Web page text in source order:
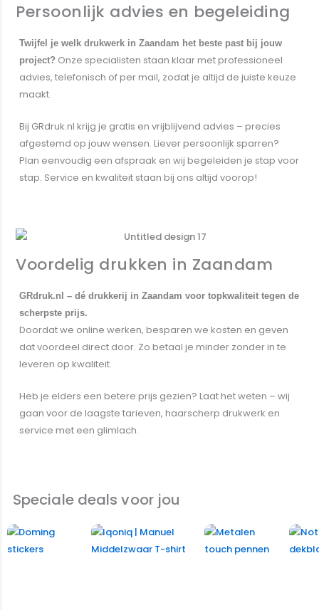
Persoonlijk advies en begeleiding
Twijfel je welk drukwerk in Zaandam het beste past bij jouw
project? Onze specialisten staan klaar met professioneel
advies, telefonisch of per mail, zodat je altijd de juiste keuze
maakt.
Bij GRdruk.nl krijg je gratis en vrijblijvend advies – precies
afgestemd op jouw wensen. Liever persoonlijk sparren?
Plan eenvoudig een afspraak en wij begeleiden je stap voor
stap. Service en kwaliteit staan bij ons altijd voorop!
Voordelig drukken in Zaandam
GRdruk.nl – dé drukkerij in Zaandam voor topkwaliteit tegen de
scherpste prijs.
Doordat we online werken, besparen we kosten en geven
dat voordeel direct door. Zo betaal je minder zonder in te
leveren op kwaliteit.
Heb je elders een betere prijs gezien? Laat het weten – wij
gaan voor de laagste tarieven, haarscherp drukwerk en
service met een glimlach.
Speciale deals voor jou
Sale!
Oorspronkelijke
prijs
was:
Huidige
Sale!
Oorspronkelijke
prijs
was:
Huidige
is:
Sale!
Oorspronkelijke
prijs
was:
Huidige
is: